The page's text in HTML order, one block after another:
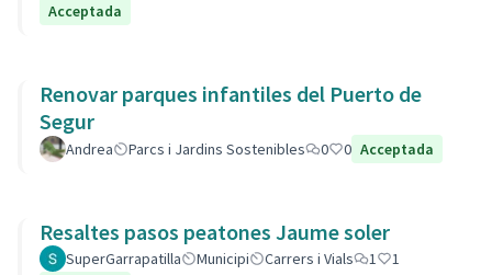
Acceptada
Renovar parques infantiles del Puerto de
Segur
Andrea Parcs i Jardins Sostenibles 0 0 Acceptada
Resaltes pasos peatones Jaume soler
SuperGarrapatilla Municipi Carrers i Vials 1
1